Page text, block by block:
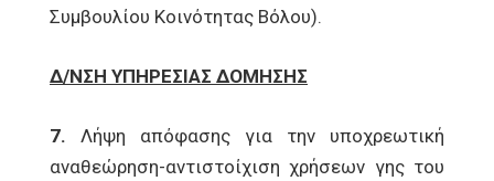
Συμβουλίου Κοινότητας Βόλου).
Δ/ΝΣΗ ΥΠΗΡΕΣΙΑΣ ΔΟΜΗΣΗΣ
7. Λήψη απόφασης για την υποχρεωτική
αναθεώρηση-αντιστοίχιση χρήσεων γης του